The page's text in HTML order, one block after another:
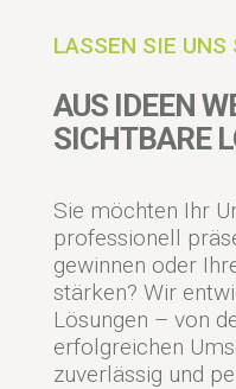
LASSEN SIE UNS
AUS IDEEN
SICHTBARE
Sie möchten Ihr
professionell
gewinnen oder
stärken? Wir
Lösungen – von
erfolgreichen
zuverlässig und